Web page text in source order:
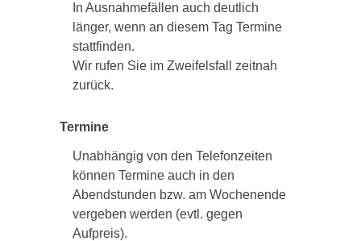
In Ausnahmefällen auch deutlich
länger, wenn an diesem Tag Termine
stattfinden.
Wir rufen Sie im Zweifelsfall zeitnah
zurück.
Termine
Unabhängig von den Telefonzeiten
können Termine auch in den
Abendstunden bzw. am Wochenende
vergeben werden (evtl. gegen
Aufpreis).